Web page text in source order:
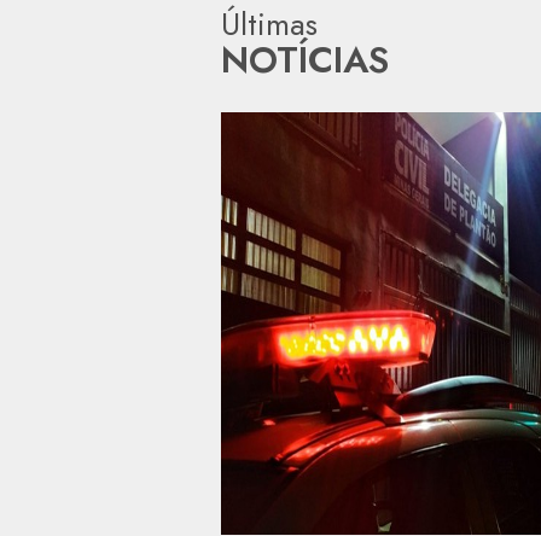
Últimas
NOTÍCIAS